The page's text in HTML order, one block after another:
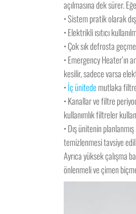
açılmasına dek sürer.
• Sistem pratik olarak
• Elektrikli ısıtıcı
• Çok sık defrosta
• Emergency Heater’ın
kesilir, sadece varsa
• İç ünitede mutlaka
• Kanallar ve filtre
kullanımlık filtreler
• Dış ünitenin
temizlenmesi tavsiye
Ayrıca yüksek çalışma
önlenmeli ve çimen